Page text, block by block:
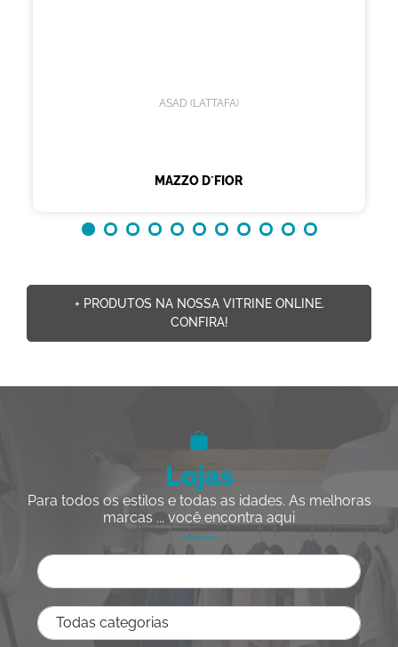
ASAD (LATTAFA)
MAZZO D´FIOR
+ PRODUTOS NA NOSSA VITRINE ONLINE.
CONFIRA!
Lojas
Para todos os estilos e todas as idades. As melhoras
marcas ... você encontra aqui